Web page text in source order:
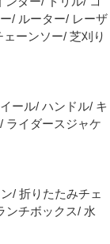
/ ルーター/ レーザ
ーンソー/ 芝刈り
ール/ ハンドル/ キ
ライダースジャケ
/ 折りたたみチェ
ンチボックス/ 水